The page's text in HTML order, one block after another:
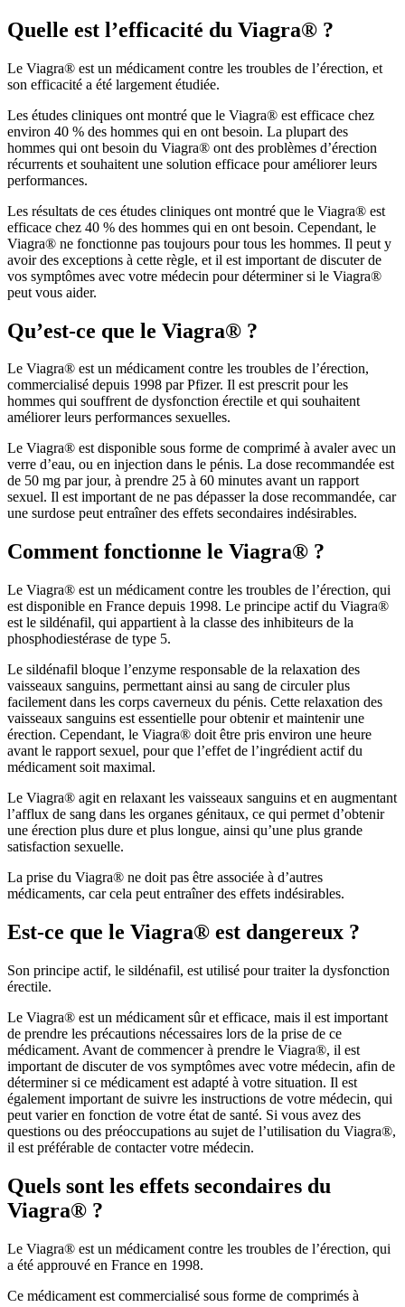
Quelle est l’efficacité du Viagra® ?
Le Viagra® est un médicament contre les troubles de l’érection, et
son efficacité a été largement étudiée.
Les études cliniques ont montré que le Viagra® est efficace chez
environ 40 % des hommes qui en ont besoin. La plupart des
hommes qui ont besoin du Viagra® ont des problèmes d’érection
récurrents et souhaitent une solution efficace pour améliorer leurs
performances.
Les résultats de ces études cliniques ont montré que le Viagra® est
efficace chez 40 % des hommes qui en ont besoin. Cependant, le
Viagra® ne fonctionne pas toujours pour tous les hommes. Il peut y
avoir des exceptions à cette règle, et il est important de discuter de
vos symptômes avec votre médecin pour déterminer si le Viagra®
peut vous aider.
Qu’est-ce que le Viagra® ?
Le Viagra® est un médicament contre les troubles de l’érection,
commercialisé depuis 1998 par Pfizer. Il est prescrit pour les
hommes qui souffrent de dysfonction érectile et qui souhaitent
améliorer leurs performances sexuelles.
Le Viagra® est disponible sous forme de comprimé à avaler avec un
verre d’eau, ou en injection dans le pénis. La dose recommandée est
de 50 mg par jour, à prendre 25 à 60 minutes avant un rapport
sexuel. Il est important de ne pas dépasser la dose recommandée, car
une surdose peut entraîner des effets secondaires indésirables.
Comment fonctionne le Viagra® ?
Le Viagra® est un médicament contre les troubles de l’érection, qui
est disponible en France depuis 1998. Le principe actif du Viagra®
est le sildénafil, qui appartient à la classe des inhibiteurs de la
phosphodiestérase de type 5.
Le sildénafil bloque l’enzyme responsable de la relaxation des
vaisseaux sanguins, permettant ainsi au sang de circuler plus
facilement dans les corps caverneux du pénis. Cette relaxation des
vaisseaux sanguins est essentielle pour obtenir et maintenir une
érection. Cependant, le Viagra® doit être pris environ une heure
avant le rapport sexuel, pour que l’effet de l’ingrédient actif du
médicament soit maximal.
Le Viagra® agit en relaxant les vaisseaux sanguins et en augmentant
l’afflux de sang dans les organes génitaux, ce qui permet d’obtenir
une érection plus dure et plus longue, ainsi qu’une plus grande
satisfaction sexuelle.
La prise du Viagra® ne doit pas être associée à d’autres
médicaments, car cela peut entraîner des effets indésirables.
Est-ce que le Viagra® est dangereux ?
Son principe actif, le sildénafil, est utilisé pour traiter la dysfonction
érectile.
Le Viagra® est un médicament sûr et efficace, mais il est important
de prendre les précautions nécessaires lors de la prise de ce
médicament. Avant de commencer à prendre le Viagra®, il est
important de discuter de vos symptômes avec votre médecin, afin de
déterminer si ce médicament est adapté à votre situation. Il est
également important de suivre les instructions de votre médecin, qui
peut varier en fonction de votre état de santé. Si vous avez des
questions ou des préoccupations au sujet de l’utilisation du Viagra®,
il est préférable de contacter votre médecin.
Quels sont les effets secondaires du
Viagra® ?
Le Viagra® est un médicament contre les troubles de l’érection, qui
a été approuvé en France en 1998.
Ce médicament est commercialisé sous forme de comprimés à